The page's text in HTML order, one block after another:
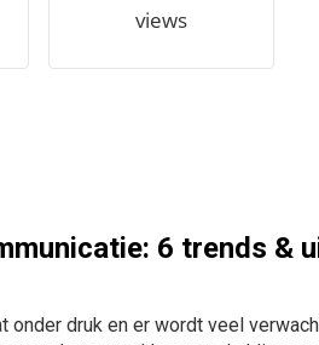
views
6 trends &
onder druk en er wordt veel